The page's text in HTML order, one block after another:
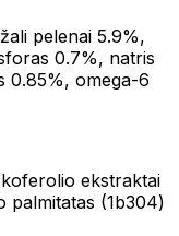
pelenai 5.9%,
0.7%, natris
0.85%, omega-6
ekstraktai
palmitatas (1b304)